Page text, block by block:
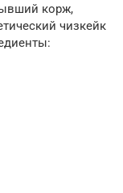
корж,
чизкейк